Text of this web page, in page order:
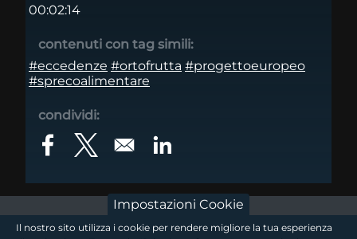
00:02:14
contenuti con tag simili:
#eccedenze #ortofrutta #progettoeuropeo
#sprecoalimentare
condividi:
Opens in a new window
Opens in a new windowOpens in a new window
footer - sezione logo 1
Impostazioni Cookie
Il nostro sito utilizza i cookie per rendere migliore la tua esperienza